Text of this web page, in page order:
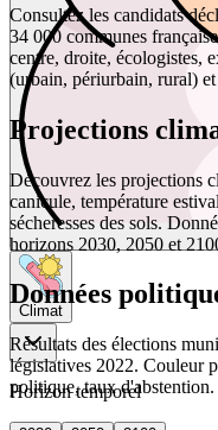
Climat
Horizon temporel
Consultez les candidats
34 000 communes
centre, droite, écologistes,
(urbain, périurbain, rural)
Projections
Découvrez les projections
canicule, température
sécheresses des sols.
horizons 2030, 2050 et
Données
Résultats des élections
législatives 2022. Couleur
politique, taux d'abstention.